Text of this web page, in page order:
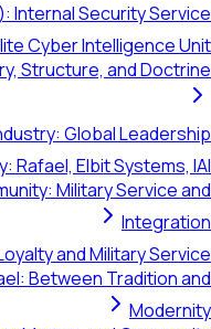
Shin Bet
Unit 8200: Israel's
Forces (IDF):
Israeli Cybersecurity
Israeli Defense
Orthodox (Haredi)
Community in Israel:
Bedouin Community in